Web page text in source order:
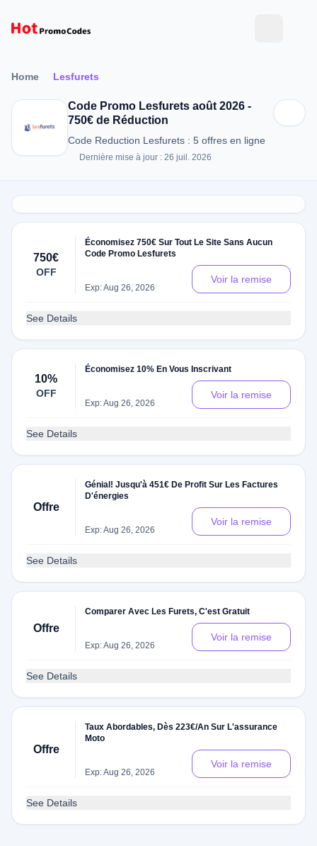
Home Lesfurets
Code Promo Lesfurets août 2026 -
750€ de Réduction
Code Reduction Lesfurets : 5 offres en ligne
Dernière mise à jour : 26 juil. 2026
750€
OFF
Économisez 750€ Sur Tout Le Site Sans Aucun
Code Promo Lesfurets
Exp: Aug 26, 2026
Voir la remise
See Details
10%
OFF
Économisez 10% En Vous Inscrivant
Exp: Aug 26, 2026
Voir la remise
See Details
Offre
Génial! Jusqu'à 451€ De Profit Sur Les Factures
D'énergies
Exp: Aug 26, 2026
Voir la remise
See Details
Offre
Comparer Avec Les Furets, C'est Gratuit
Exp: Aug 26, 2026
Voir la remise
See Details
Offre
Taux Abordables, Dès 223€/An Sur L'assurance
Moto
Exp: Aug 26, 2026
Voir la remise
See Details